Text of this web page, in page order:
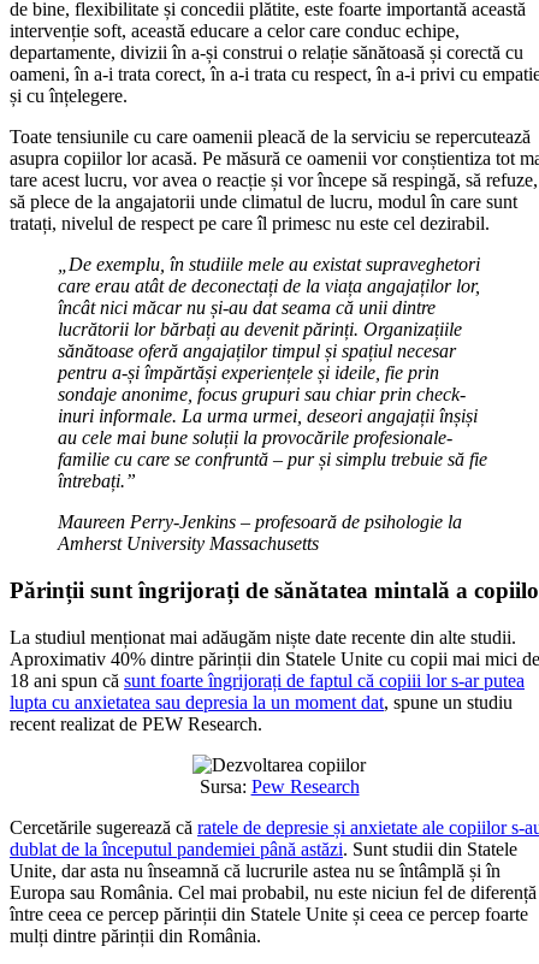
de bine, flexibilitate și concedii plătite, este foarte importantă această
intervenție soft, această educare a celor care conduc echipe,
departamente, divizii în a-și construi o relație sănătoasă și corectă cu
oameni, în a-i trata corect, în a-i trata cu respect, în a-i privi cu
și cu înțelegere.
Toate tensiunile cu care oamenii pleacă de la serviciu se repercutează
asupra copiilor lor acasă. Pe măsură ce oamenii vor conștientiza tot
tare acest lucru, vor avea o reacție și vor începe să respingă, să refuze,
să plece de la angajatorii unde climatul de lucru, modul în care sunt
tratați, nivelul de respect pe care îl primesc nu este cel dezirabil.
„De exemplu, în studiile mele au existat supraveghetori
care erau atât de deconectați de la viața angajaților lor,
încât nici măcar nu și-au dat seama că unii dintre
lucrătorii lor bărbați au devenit părinți. Organizațiile
sănătoase oferă angajaților timpul și spațiul necesar
pentru a-și împărtăși experiențele și ideile, fie prin
sondaje anonime, focus grupuri sau chiar prin check-
inuri informale. La urma urmei, deseori angajații înșiși
au cele mai bune soluții la provocările profesionale-
familie cu care se confruntă – pur și simplu trebuie să fie
întrebați.”
Maureen Perry-Jenkins – profesoară de psihologie la
Amherst University Massachusetts
Părinții sunt îngrijorați de sănătatea mintală a
La studiul menționat mai adăugăm niște date recente din alte studii.
Aproximativ 40% dintre părinții din Statele Unite cu copii mai mici de
18 ani spun că sunt foarte îngrijorați de faptul că copiii lor s-ar putea
lupta cu anxietatea sau depresia la un moment dat, spune un studiu
recent realizat de PEW Research.
Sursa: Pew Research
Cercetările sugerează că ratele de depresie și anxietate ale copiilor s-
dublat de la începutul pandemiei până astăzi. Sunt studii din Statele
Unite, dar asta nu înseamnă că lucrurile astea nu se întâmplă și în
Europa sau România. Cel mai probabil, nu este niciun fel de diferență
între ceea ce percep părinții din Statele Unite și ceea ce percep foarte
mulți dintre părinții din România.